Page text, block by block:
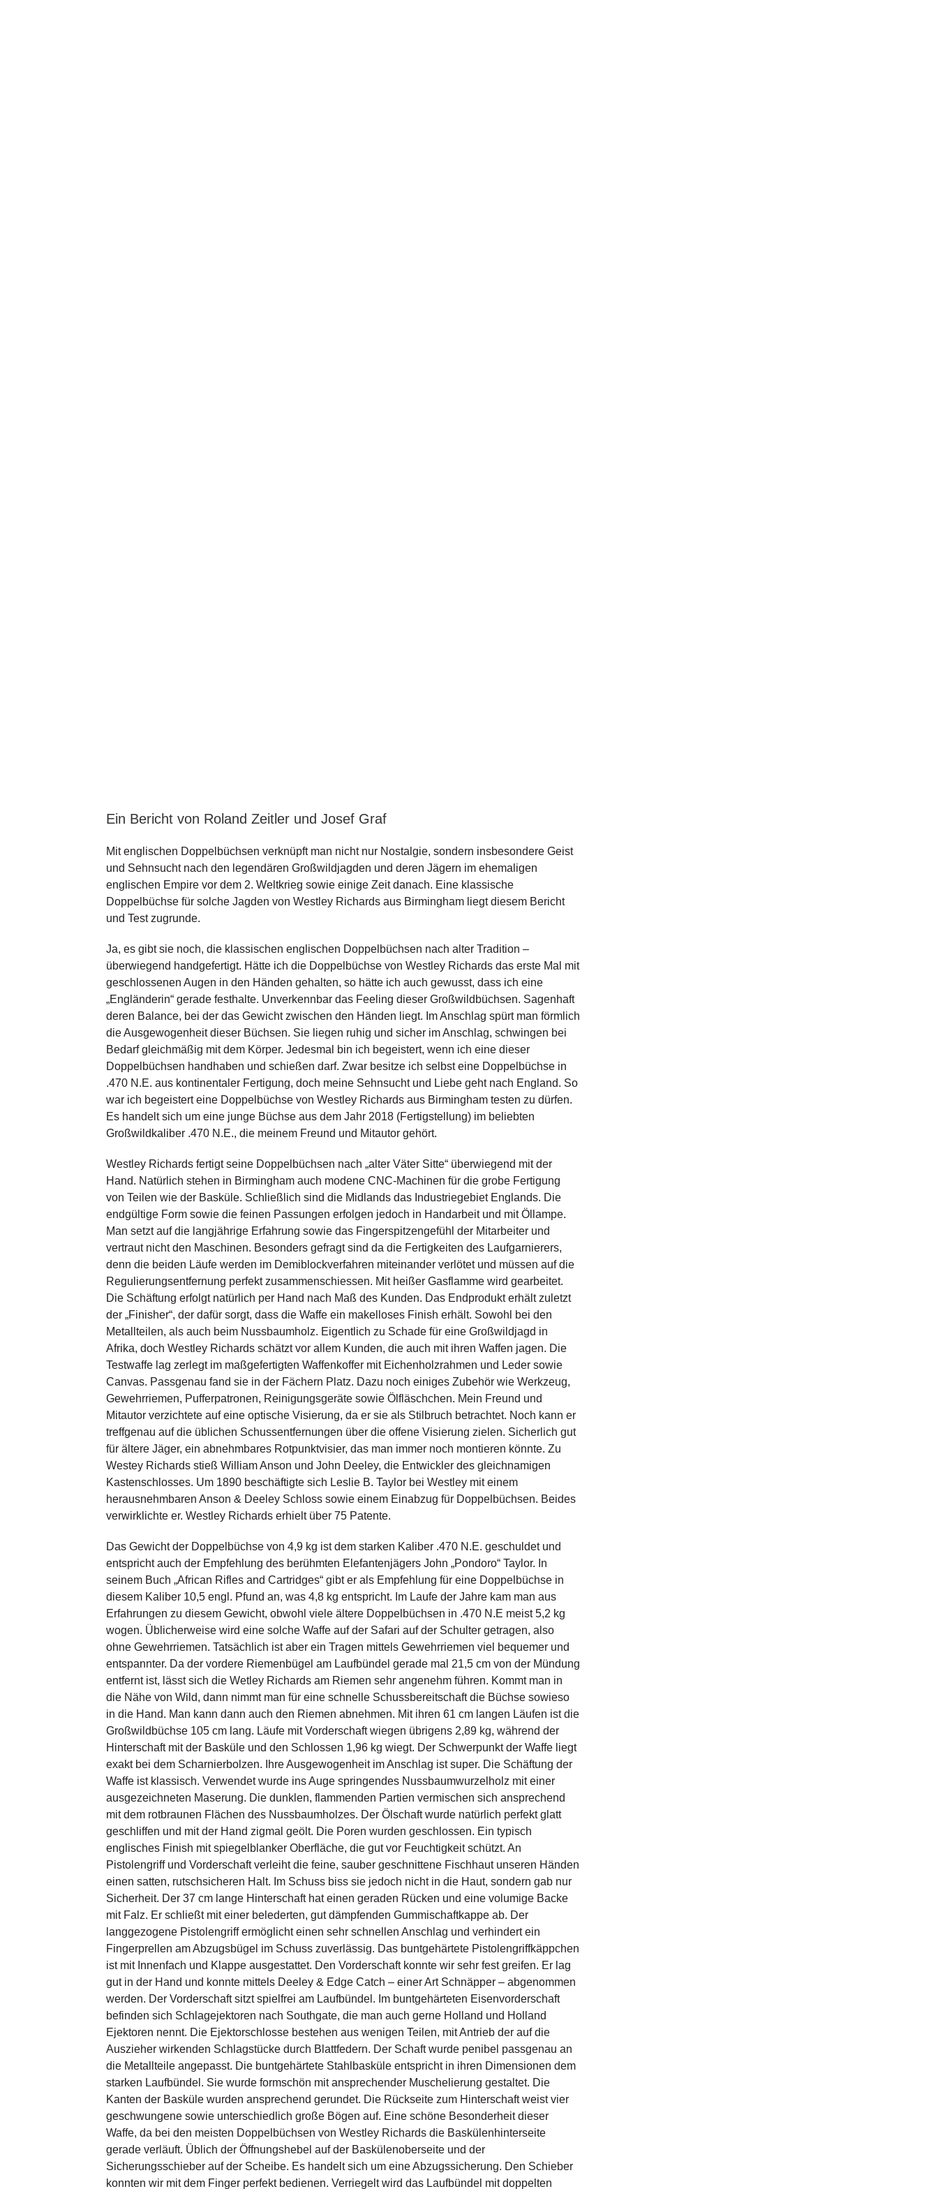
Ein Bericht von Roland Zeitler und Josef Graf
Mit englischen Doppelbüchsen verknüpft man nicht nur Nostalgie, sondern insbesondere Geist
und Sehnsucht nach den legendären Großwildjagden und deren Jägern im ehemaligen
englischen Empire vor dem 2. Weltkrieg sowie einige Zeit danach. Eine klassische
Doppelbüchse für solche Jagden von Westley Richards aus Birmingham liegt diesem Bericht
und Test zugrunde.
Ja, es gibt sie noch, die klassischen englischen Doppelbüchsen nach alter Tradition –
überwiegend handgefertigt. Hätte ich die Doppelbüchse von Westley Richards das erste Mal mit
geschlossenen Augen in den Händen gehalten, so hätte ich auch gewusst, dass ich eine
„Engländerin“ gerade festhalte. Unverkennbar das Feeling dieser Großwildbüchsen. Sagenhaft
deren Balance, bei der das Gewicht zwischen den Händen liegt. Im Anschlag spürt man förmlich
die Ausgewogenheit dieser Büchsen. Sie liegen ruhig und sicher im Anschlag, schwingen bei
Bedarf gleichmäßig mit dem Körper. Jedesmal bin ich begeistert, wenn ich eine dieser
Doppelbüchsen handhaben und schießen darf. Zwar besitze ich selbst eine Doppelbüchse in
.470 N.E. aus kontinentaler Fertigung, doch meine Sehnsucht und Liebe geht nach England. So
war ich begeistert eine Doppelbüchse von Westley Richards aus Birmingham testen zu dürfen.
Es handelt sich um eine junge Büchse aus dem Jahr 2018 (Fertigstellung) im beliebten
Großwildkaliber .470 N.E., die meinem Freund und Mitautor gehört.
Westley Richards fertigt seine Doppelbüchsen nach „alter Väter Sitte“ überwiegend mit der
Hand. Natürlich stehen in Birmingham auch modene CNC-Machinen für die grobe Fertigung
von Teilen wie der Basküle. Schließlich sind die Midlands das Industriegebiet Englands. Die
endgültige Form sowie die feinen Passungen erfolgen jedoch in Handarbeit und mit Öllampe.
Man setzt auf die langjährige Erfahrung sowie das Fingerspitzengefühl der Mitarbeiter und
vertraut nicht den Maschinen. Besonders gefragt sind da die Fertigkeiten des Laufgarnierers,
denn die beiden Läufe werden im Demiblockverfahren miteinander verlötet und müssen auf die
Regulierungsentfernung perfekt zusammenschiessen. Mit heißer Gasflamme wird gearbeitet.
Die Schäftung erfolgt natürlich per Hand nach Maß des Kunden. Das Endprodukt erhält zuletzt
der „Finisher“, der dafür sorgt, dass die Waffe ein makelloses Finish erhält. Sowohl bei den
Metallteilen, als auch beim Nussbaumholz. Eigentlich zu Schade für eine Großwildjagd in
Afrika, doch Westley Richards schätzt vor allem Kunden, die auch mit ihren Waffen jagen. Die
Testwaffe lag zerlegt im maßgefertigten Waffenkoffer mit Eichenholzrahmen und Leder sowie
Canvas. Passgenau fand sie in der Fächern Platz. Dazu noch einiges Zubehör wie Werkzeug,
Gewehrriemen, Pufferpatronen, Reinigungsgeräte sowie Ölfläschchen. Mein Freund und
Mitautor verzichtete auf eine optische Visierung, da er sie als Stilbruch betrachtet. Noch kann er
treffgenau auf die üblichen Schussentfernungen über die offene Visierung zielen. Sicherlich gut
für ältere Jäger, ein abnehmbares Rotpunktvisier, das man immer noch montieren könnte. Zu
Westey Richards stieß William Anson und John Deeley, die Entwickler des gleichnamigen
Kastenschlosses. Um 1890 beschäftigte sich Leslie B. Taylor bei Westley mit einem
herausnehmbaren Anson & Deeley Schloss sowie einem Einabzug für Doppelbüchsen. Beides
verwirklichte er. Westley Richards erhielt über 75 Patente.
Das Gewicht der Doppelbüchse von 4,9 kg ist dem starken Kaliber .470 N.E. geschuldet und
entspricht auch der Empfehlung des berühmten Elefantenjägers John „Pondoro“ Taylor. In
seinem Buch „African Rifles and Cartridges“ gibt er als Empfehlung für eine Doppelbüchse in
diesem Kaliber 10,5 engl. Pfund an, was 4,8 kg entspricht. Im Laufe der Jahre kam man aus
Erfahrungen zu diesem Gewicht, obwohl viele ältere Doppelbüchsen in .470 N.E meist 5,2 kg
wogen. Üblicherweise wird eine solche Waffe auf der Safari auf der Schulter getragen, also
ohne Gewehrriemen. Tatsächlich ist aber ein Tragen mittels Gewehrriemen viel bequemer und
entspannter. Da der vordere Riemenbügel am Laufbündel gerade mal 21,5 cm von der Mündung
entfernt ist, lässt sich die Wetley Richards am Riemen sehr angenehm führen. Kommt man in
die Nähe von Wild, dann nimmt man für eine schnelle Schussbereitschaft die Büchse sowieso
in die Hand. Man kann dann auch den Riemen abnehmen. Mit ihren 61 cm langen Läufen ist die
Großwildbüchse 105 cm lang. Läufe mit Vorderschaft wiegen übrigens 2,89 kg, während der
Hinterschaft mit der Basküle und den Schlossen 1,96 kg wiegt. Der Schwerpunkt der Waffe liegt
exakt bei dem Scharnierbolzen. Ihre Ausgewogenheit im Anschlag ist super. Die Schäftung der
Waffe ist klassisch. Verwendet wurde ins Auge springendes Nussbaumwurzelholz mit einer
ausgezeichneten Maserung. Die dunklen, flammenden Partien vermischen sich ansprechend
mit dem rotbraunen Flächen des Nussbaumholzes. Der Ölschaft wurde natürlich perfekt glatt
geschliffen und mit der Hand zigmal geölt. Die Poren wurden geschlossen. Ein typisch
englisches Finish mit spiegelblanker Oberfläche, die gut vor Feuchtigkeit schützt. An
Pistolengriff und Vorderschaft verleiht die feine, sauber geschnittene Fischhaut unseren Händen
einen satten, rutschsicheren Halt. Im Schuss biss sie jedoch nicht in die Haut, sondern gab nur
Sicherheit. Der 37 cm lange Hinterschaft hat einen geraden Rücken und eine volumige Backe
mit Falz. Er schließt mit einer belederten, gut dämpfenden Gummischaftkappe ab. Der
langgezogene Pistolengriff ermöglicht einen sehr schnellen Anschlag und verhindert ein
Fingerprellen am Abzugsbügel im Schuss zuverlässig. Das buntgehärtete Pistolengriffkäppchen
ist mit Innenfach und Klappe ausgestattet. Den Vorderschaft konnte wir sehr fest greifen. Er lag
gut in der Hand und konnte mittels Deeley & Edge Catch – einer Art Schnäpper – abgenommen
werden. Der Vorderschaft sitzt spielfrei am Laufbündel. Im buntgehärteten Eisenvorderschaft
befinden sich Schlagejektoren nach Southgate, die man auch gerne Holland und Holland
Ejektoren nennt. Die Ejektorschlosse bestehen aus wenigen Teilen, mit Antrieb der auf die
Auszieher wirkenden Schlagstücke durch Blattfedern. Der Schaft wurde penibel passgenau an
die Metallteile angepasst. Die buntgehärtete Stahlbasküle entspricht in ihren Dimensionen dem
starken Laufbündel. Sie wurde formschön mit ansprechender Muschelierung gestaltet. Die
Kanten der Basküle wurden ansprechend gerundet. Die Rückseite zum Hinterschaft weist vier
geschwungene sowie unterschiedlich große Bögen auf. Eine schöne Besonderheit dieser
Waffe, da bei den meisten Doppelbüchsen von Westley Richards die Baskülenhinterseite
gerade verläuft. Üblich der Öffnungshebel auf der Baskülenoberseite und der
Sicherungsschieber auf der Scheibe. Es handelt sich um eine Abzugssicherung. Den Schieber
konnten wir mit dem Finger perfekt bedienen. Verriegelt wird das Laufbündel mit doppelten